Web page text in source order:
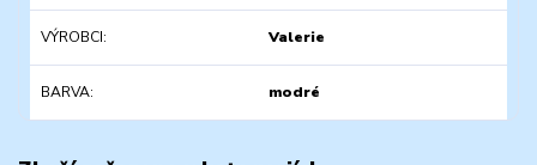
VÝROBCI Valerie
BARVA modré